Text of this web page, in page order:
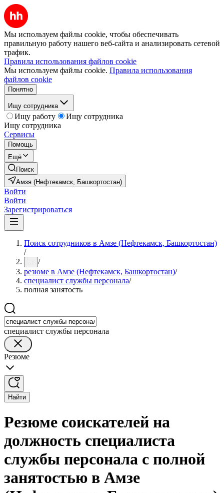
Мы используем файлы cookie, чтобы обеспечивать
правильную работу нашего веб-сайта и анализировать сетевой
трафик.
Правила использования файлов cookie
Мы используем файлы cookie. Правила использования
файлов cookie
Понятно
Ищу сотрудника
Ищу работу
Ищу сотрудника
Ищу сотрудника
Сервисы
Помощь
Ещё
Поиск
Амзя (Нефтекамск, Башкортостан)
Войти
Войти
Зарегистрироваться
Поиск сотрудников в Амзе (Нефтекамск, Башкортостан)
/
... /
резюме в Амзе (Нефтекамск, Башкортостан)/
специалист службы персонала/
полная занятость
специалист службы персонала
Резюме
Найти
Резюме соискателей на
должность специалиста
службы персонала с полной
занятостью в Амзе